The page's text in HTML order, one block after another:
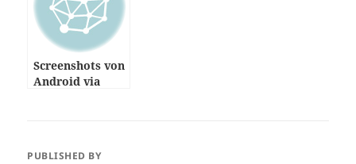
Screenshots von
Android via
PUBLISHED BY